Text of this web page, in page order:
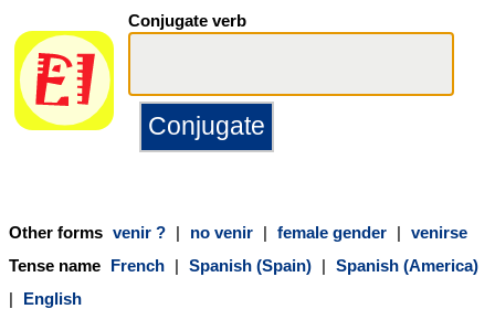
Conjugate verb
Other forms venir ? | no venir | female gender | venirse
Tense name French | Spanish (Spain) | Spanish (America)
|
English